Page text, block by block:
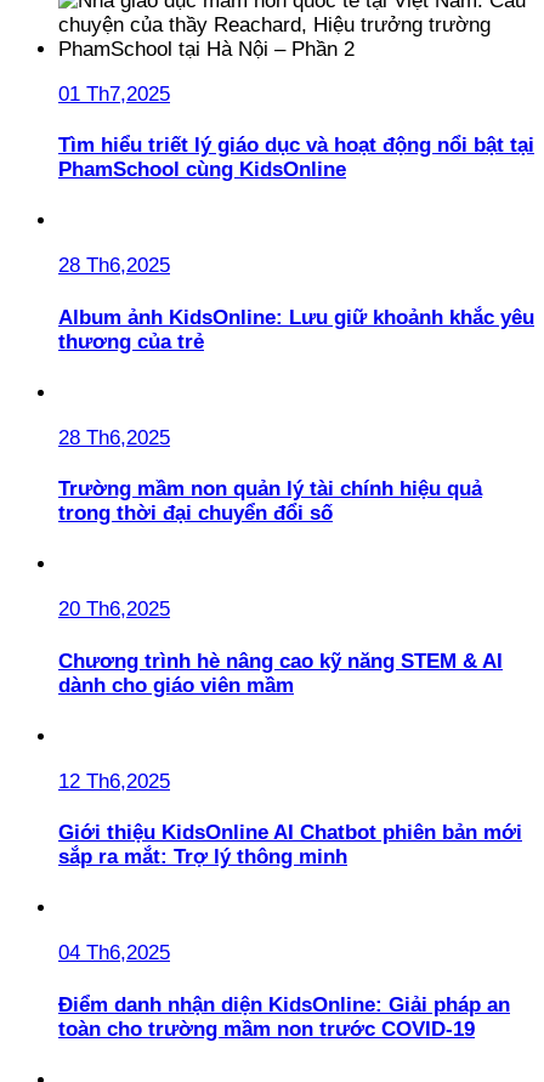
01 Th7,2025
Tìm hiểu triết lý giáo dục và hoạt động nổi bật tại
PhamSchool cùng KidsOnline
28 Th6,2025
Album ảnh KidsOnline: Lưu giữ khoảnh khắc yêu
thương của trẻ
28 Th6,2025
Trường mầm non quản lý tài chính hiệu quả
trong thời đại chuyển đổi số
20 Th6,2025
Chương trình hè nâng cao kỹ năng STEM & AI
dành cho giáo viên mầm
12 Th6,2025
Giới thiệu KidsOnline AI Chatbot phiên bản mới
sắp ra mắt: Trợ lý thông minh
04 Th6,2025
Điểm danh nhận diện KidsOnline: Giải pháp an
toàn cho trường mầm non trước COVID-19